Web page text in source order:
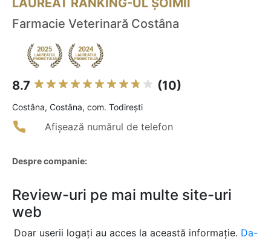
LAUREAT RANKING-UL ȘOIMII
Farmacie Veterinară Costâna
8.7 (10)
Costâna, Costâna, com. Todirești
Afișează numărul de telefon
Despre companie:
Review-uri pe mai multe site-uri
web
Doar userii logați au acces la această informație. Da-